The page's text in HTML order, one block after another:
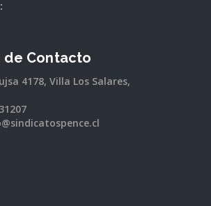
Contacto
4178, Villa Los Salares,